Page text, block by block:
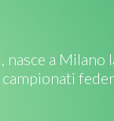
a Milano